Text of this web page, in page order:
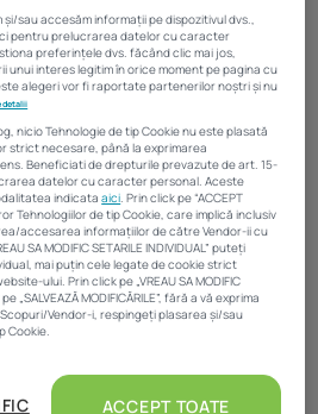
deținea în
cadrul unei
firme de
construcții.
să mă adun, să văd ce știu, ce nu știu
că este momentul să-mi iau o lună
30 de zile de concediu din 1983”,
și, la solicitarea unui prieten, s-a
a casei acestuia. În acea vreme,
laImobiliare.ro. ”Nu-mi imaginam că
ci știam doar că poți să folosești
business-ul”, povestește Vera
august 2005, să încerc. Îmi plac
educa. M-am convins că pot să fac
o singură poruncă pentru mine: să
și/sau accesăm informații pe dispozitivul dvs.,
pentru prelucrarea datelor cu caracter
preferințele dvs. făcând clic mai jos,
unui interes legitim în orice moment pe pagina cu
alegeri vor fi raportate partenerilor noștri și nu
detalii
nicio Tehnologie de tip Cookie nu este plasată
strict necesare, până la exprimarea
Beneficiati de drepturile prevazute de art. 15-
datelor cu caracter personal. Aceste
indicataaici. Prin click pe “ACCEPT
Tehnologiilor de tip Cookie, care implică inclusiv
accesarea informațiilor de către Vendor-ii cu
SA MODIFIC SETARILE INDIVIDUAL” puteți
mai puțin cele legate de cookie strict
ului. Prin click pe „VREAU SA MODIFIC
„SALVEAZĂ MODIFICĂRILE”, fără a vă exprima
Vendor-i, respingeți plasarea și/sau
Cookie.
noștri prelucrăm datele pentru
ACCEPT TOATE